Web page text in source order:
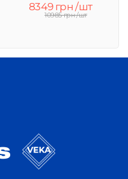
8349 грн /шт
10985 грн /шт